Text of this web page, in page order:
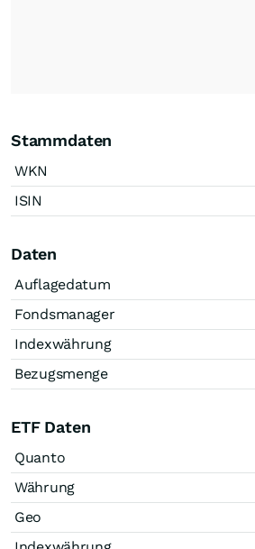
Stammdaten
WKN
ISIN
Daten
Auflagedatum
Fondsmanager
Indexwährung
Bezugsmenge
ETF Daten
Quanto
Währung
Geo